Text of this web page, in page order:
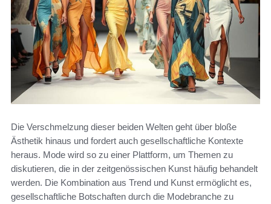
Die Verschmelzung dieser beiden Welten geht über bloße
Ästhetik hinaus und fordert auch gesellschaftliche Kontexte
heraus. Mode wird so zu einer Plattform, um Themen zu
diskutieren, die in der zeitgenössischen Kunst häufig behandelt
werden. Die Kombination aus Trend und Kunst ermöglicht es,
gesellschaftliche Botschaften durch die Modebranche zu